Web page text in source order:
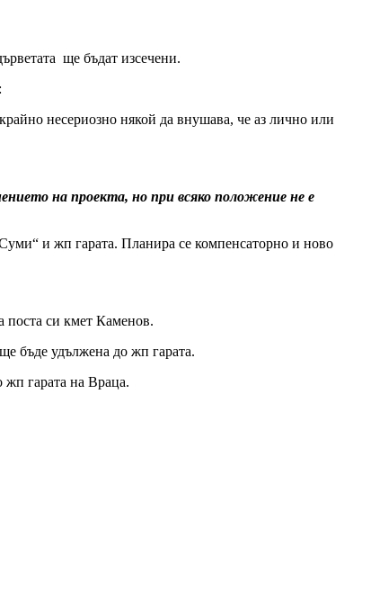
ще бъдат изсечени.
несериозно някой да внушава, че аз лично или
на проекта, но при всяко положение не е
и жп гарата. Планира се компенсаторно и ново
поста си кмет Каменов.
бъде удължена до жп гарата.
жп гарата на Враца.